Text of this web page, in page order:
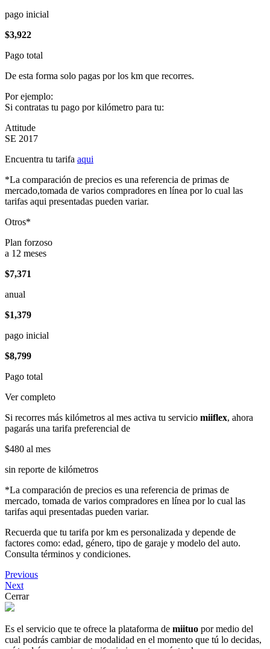
pago inicial
$3,922
Pago total
De esta forma solo pagas por los km que recorres.
Por ejemplo:
Si contratas tu pago por kilómetro para tu:
Attitude
SE 2017
Encuentra tu tarifa aqui
*La comparación de precios es una referencia de primas de
mercado,tomada de varios compradores en línea por lo cual las
tarifas aqui presentadas pueden variar.
Otros*
Plan forzoso
a 12 meses
$7,371
anual
$1,379
pago inicial
$8,799
Pago total
Ver completo
Si recorres más kilómetros al mes activa tu servicio miiflex, ahora
pagarás una tarifa preferencial de
$480 al mes
sin reporte de kilómetros
*La comparación de precios es una referencia de primas de
mercado, tomada de varios compradores en línea por lo cual las
tarifas aqui presentadas pueden variar.
Recuerda que tu tarifa por km es personalizada y depende de
factores como: edad, género, tipo de garaje y modelo del auto.
Consulta términos y condiciones.
Previous
Next
Cerrar
Es el servicio que te ofrece la plataforma de miituo por medio del
cual podrás cambiar de modalidad en el momento que tú lo decidas,